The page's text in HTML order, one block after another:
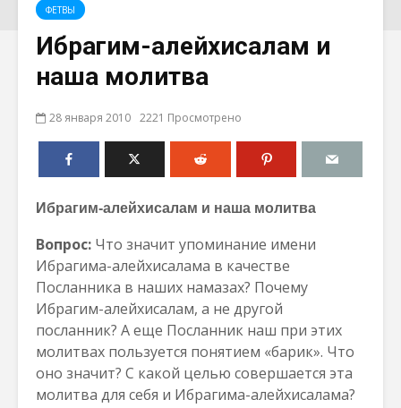
ФЕТВЫ
Ибрагим-алейхисалам и
наша молитва
28 января 2010 2221 Просмотрено
Ибрагим-алейхисалам и наша молитва
Вопрос: Что значит упоминание имени
Ибрагима-алейхисалама в качестве
Посланника в наших намазах? Почему
Ибрагим-алейхисалам, а не другой
посланник? А еще Посланник наш при этих
молитвах пользуется понятием «барик». Что
оно значит? С какой целью совершается эта
молитва для себя и Ибрагима-алейхисалама?